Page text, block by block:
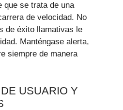
que se trata de una
de velocidad. No
de éxito llamativas le
Manténgase alerta,
siempre de manera
USUARIO Y